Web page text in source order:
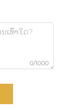
0/1000